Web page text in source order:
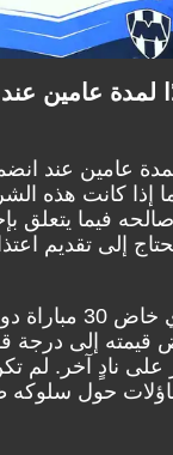
لمدة عامين
عامين عند
إذا كانت هذه
فيما يتعلق
إلى تقديم
يواجه مارتيال،
قيمته إلى درجة
على نادٍ آخر. لم
حول